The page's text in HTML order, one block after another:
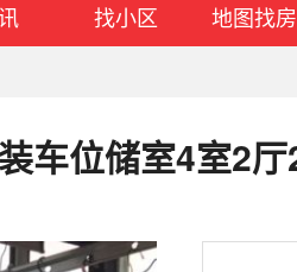
找小区 地图找房
车位储室4室2